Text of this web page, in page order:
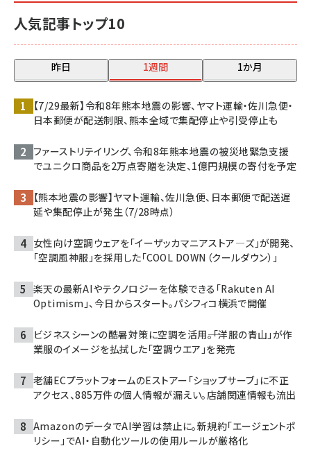
人気記事トップ10
昨日 1週間 1か月
【7/29最新】令和8年熊本地震の影響、ヤマト運輸・佐川急便・
日本郵便が配送制限、熊本全域で集配停止や引受停止も
ファーストリテイリング、令和8年熊本地震の被災地緊急支援
でユニクロ商品を2万点寄贈を決定、1億円規模の寄付を予定
【熊本地震の影響】ヤマト運輸、佐川急便、日本郵便で配送遅
延や集配停止が発生（7/28時点）
女性向け空調ウェアを「イーザッカマニアストア―ズ」が開発、
「空調風神服」を採用した「COOL DOWN（クールダウン）」
楽天の最新AIやテクノロジーを体験できる「Rakuten AI
Optimism」、今日からスタート。パシフィコ横浜で開催
ビジネスシーンの酷暑対策に空調を活用――。「洋服の青山」が作
業服のイメージを払拭した「空調ウエア」を発売
老舗ECプラットフォームのEストアー「ショップサーブ」に不正
アクセス、885万件の個人情報が漏えい。店舗関連情報も流出
AmazonのデータでAI学習は禁止に。新規約「エージェントポ
リシー」でAI・自動化ツールの使用ルールが厳格化